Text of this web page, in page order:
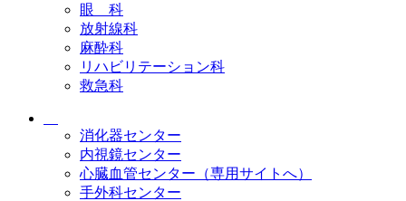
眼 科
放射線科
麻酔科
リハビリテーション科
救急科
消化器センター
内視鏡センター
心臓血管センター（専用サイトへ）
手外科センター